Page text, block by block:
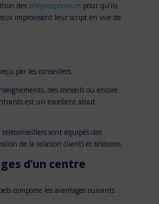
des téléprospecteurspour qu’ils
improvisent leur script en vue de
par les conseillers.
des conseils ou encore
est un excellent atout
sont équipés des
de la relation client) et télécoms.
d’un centre
comporte les avantages suivants :